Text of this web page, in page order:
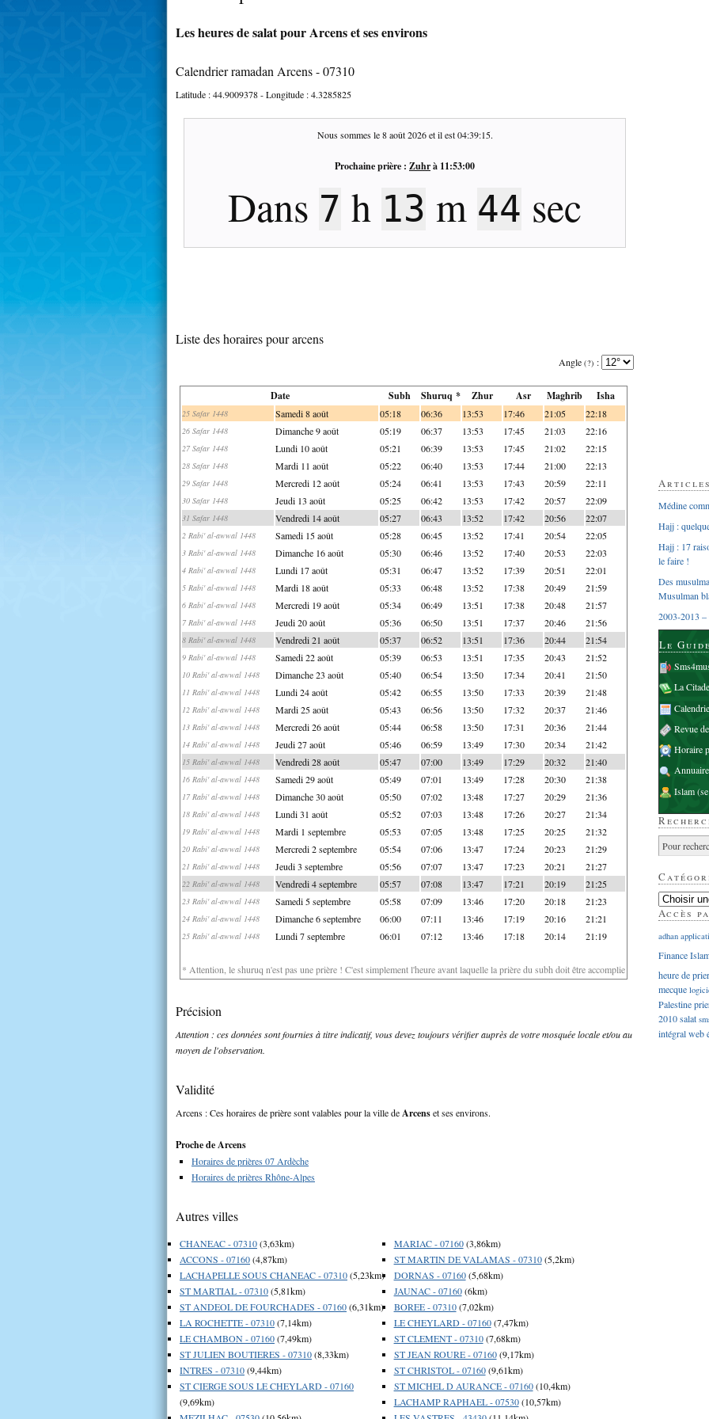
Les heures de salat pour Arcens et ses environs
Calendrier ramadan Arcens - 07310
Latitude :44.9009378- Longitude :4.3285825
Nous sommes le8 août 2026et il est04:39:16.
Prochaine prière : Zuhrà 11:53:00
Dans 7 h 13 m 43 sec
Liste des horaires pour arcens
Angle (?) :
Date Subh Shuruq * Zhur Asr Maghrib Isha
25 Safar 1448 Samedi 8 août 05:18 06:36 13:53 17:46 21:05 22:18
26 Safar 1448 Dimanche 9 août 05:19 06:37 13:53 17:45 21:03 22:16
27 Safar 1448 Lundi 10 août 05:21 06:39 13:53 17:45 21:02 22:15
28 Safar 1448 Mardi 11 août 05:22 06:40 13:53 17:44 21:00 22:13
29 Safar 1448 Mercredi 12 août 05:24 06:41 13:53 17:43 20:59 22:11
30 Safar 1448 Jeudi 13 août 05:25 06:42 13:53 17:42 20:57 22:09
31 Safar 1448 Vendredi 14 août 05:27 06:43 13:52 17:42 20:56 22:07
2 Rabi' al-awwal 1448 Samedi 15 août 05:28 06:45 13:52 17:41 20:54 22:05
3 Rabi' al-awwal 1448 Dimanche 16 août 05:30 06:46 13:52 17:40 20:53 22:03
4 Rabi' al-awwal 1448 Lundi 17 août 05:31 06:47 13:52 17:39 20:51 22:01
5 Rabi' al-awwal 1448 Mardi 18 août 05:33 06:48 13:52 17:38 20:49 21:59
6 Rabi' al-awwal 1448 Mercredi 19 août 05:34 06:49 13:51 17:38 20:48 21:57
7 Rabi' al-awwal 1448 Jeudi 20 août 05:36 06:50 13:51 17:37 20:46 21:56
8 Rabi' al-awwal 1448 Vendredi 21 août 05:37 06:52 13:51 17:36 20:44 21:54
9 Rabi' al-awwal 1448 Samedi 22 août 05:39 06:53 13:51 17:35 20:43 21:52
10 Rabi' al-awwal 1448 Dimanche 23 août 05:40 06:54 13:50 17:34 20:41 21:50
11 Rabi' al-awwal 1448 Lundi 24 août 05:42 06:55 13:50 17:33 20:39 21:48
12 Rabi' al-awwal 1448 Mardi 25 août 05:43 06:56 13:50 17:32 20:37 21:46
13 Rabi' al-awwal 1448 Mercredi 26 août 05:44 06:58 13:50 17:31 20:36 21:44
14 Rabi' al-awwal 1448 Jeudi 27 août 05:46 06:59 13:49 17:30 20:34 21:42
15 Rabi' al-awwal 1448 Vendredi 28 août 05:47 07:00 13:49 17:29 20:32 21:40
16 Rabi' al-awwal 1448 Samedi 29 août 05:49 07:01 13:49 17:28 20:30 21:38
17 Rabi' al-awwal 1448 Dimanche 30 août 05:50 07:02 13:48 17:27 20:29 21:36
18 Rabi' al-awwal 1448 Lundi 31 août 05:52 07:03 13:48 17:26 20:27 21:34
19 Rabi' al-awwal 1448 Mardi 1 septembre 05:53 07:05 13:48 17:25 20:25 21:32
20 Rabi' al-awwal 1448 Mercredi 2 septembre 05:54 07:06 13:47 17:24 20:23 21:29
21 Rabi' al-awwal 1448 Jeudi 3 septembre 05:56 07:07 13:47 17:23 20:21 21:27
22 Rabi' al-awwal 1448 Vendredi 4 septembre 05:57 07:08 13:47 17:21 20:19 21:25
23 Rabi' al-awwal 1448 Samedi 5 septembre 05:58 07:09 13:46 17:20 20:18 21:23
24 Rabi' al-awwal 1448 Dimanche 6 septembre 06:00 07:11 13:46 17:19 20:16 21:21
25 Rabi' al-awwal 1448 Lundi 7 septembre 06:01 07:12 13:46 17:18 20:14 21:19
* Attention, le shuruq n'est pas une prière ! C'est simplement l'heure avant laquelle la prière du subh doit être accomplie
Précision
Attention : ces données sont fournies à titre indicatif, vous devez toujours vérifier auprès de votre mosquée locale et/ou au
moyen de l'observation.
Validité
Arcens : Ces horaires de prière sont valables pour la ville deArcenset ses environs.
Proche de Arcens
Horaires de prières 07 Ardèche
Horaires de prières Rhône-Alpes
Autres villes
CHANEAC - 07310(3,63km)
ACCONS - 07160(4,87km)
LACHAPELLE SOUS CHANEAC - 07310(5,23km)
ST MARTIAL - 07310(5,81km)
ST ANDEOL DE FOURCHADES - 07160(6,31km)
LA ROCHETTE - 07310(7,14km)
LE CHAMBON - 07160(7,49km)
ST JULIEN BOUTIERES - 07310(8,33km)
INTRES - 07310(9,44km)
ST CIERGE SOUS LE CHEYLARD - 07160
(9,69km)
MARIAC - 07160(3,86km)
ST MARTIN DE VALAMAS - 07310(5,2km)
DORNAS - 07160(5,68km)
JAUNAC - 07160(6km)
BOREE - 07310(7,02km)
LE CHEYLARD - 07160(7,47km)
ST CLEMENT - 07310(7,68km)
ST JEAN ROURE - 07160(9,17km)
ST CHRISTOL - 07160(9,61km)
ST MICHEL D AURANCE - 07160(10,4km)
LACHAMP RAPHAEL - 07530(10,57km)
Médine
Hajj :
Hajj : 17
le faire !
Des
Musulman
2003-2013 –
Le
La
Revue
Horaire
Islam
Accès
adhan
Finance
heure de
mecque
Palestine
2010salat
intégralweb